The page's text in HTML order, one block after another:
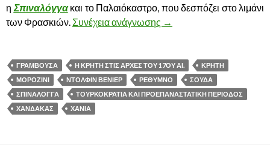
η Σπιναλόγγακαι το Παλαιόκαστρο, που δεσπόζει στο λιμάνι
των Φρασκιών. Συνέχεια ανάγνωσης Η ΚΡΗΤΗ ΣΤΙΣ ΑΡΧΕΣ
→
ΓΡΑΜΒΟΥΣΑ Η ΚΡΗΤΗ ΣΤΙΣ ΑΡΧΕΣ ΤΟΥ 17ΟΥ ΑΙ.
ΚΡΗΤΗ
ΜΟΡΟΖΙΝΙ
ΝΤΟΛΦΙΝ ΒΕΝΙΕΡ ΡΕΘΥΜΝΟ
ΣΟΥΔΑ
ΣΠΙΝΑΛΟΓΓΑ
ΤΟΥΡΚΟΚΡΑΤΙΑ ΚΑΙ ΠΡΟΕΠΑΝΑΣΤΑΤΙΚΗ ΠΕΡΙΟΔΟΣ
ΧΑΝΔΑΚΑΣ
ΧΑΝΙΑ